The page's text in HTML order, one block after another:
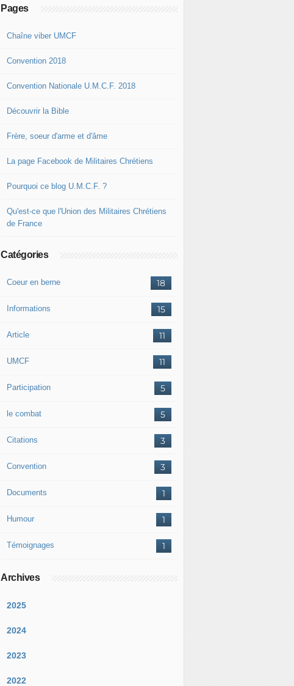
Pages
Chaîne viber UMCF
Convention 2018
Convention Nationale U.M.C.F. 2018
Découvrir la Bible
Frère, soeur d'arme et d'âme
La page Facebook de Militaires Chrétiens
Pourquoi ce blog U.M.C.F. ?
Qu'est-ce que l'Union des Militaires Chrétiens
de France
Catégories
18
Coeur en berne
15
Informations
11
Article
11
UMCF
5
Participation
5
le combat
3
Citations
3
Convention
1
Documents
1
Humour
1
Témoignages
Archives
2025
2024
2023
2022